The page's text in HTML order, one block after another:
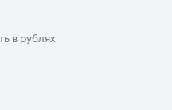
в рублях